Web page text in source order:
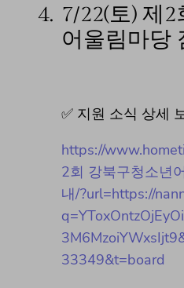
4. 7/22(토) 제
어울림마당
✅ 지원 소식 상세
https://
2회 강북구청소년
내/?url=https://
33349&t=board